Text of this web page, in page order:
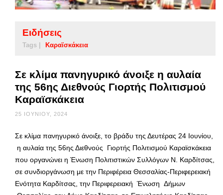
Ειδήσεις
Tags | Καραϊσκάκεια
Σε κλίμα πανηγυρικό άνοιξε η αυλαία
της 56ης Διεθνούς Γιορτής Πολιτισμού
Καραϊσκάκεια
25 ΙΟΥΝΊΟΥ, 2024
Σε κλίμα πανηγυρικό άνοιξε, το βράδυ της Δευτέρας 24 Ιουνίου,
η αυλαία της 56ης Διεθνούς Γιορτής Πολιτισμού Καραϊσκάκεια
που οργανώνει η Ένωση Πολιτιστικών Συλλόγων Ν. Καρδίτσας,
σε συνδιοργάνωση με την Περιφέρεια Θεσσαλίας-Περιφερειακή
Ενότητα Καρδίτσας, την Περιφερειακή Ένωση Δήμων